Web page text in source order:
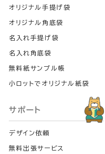
オリジナル手提げ袋
オリジナル角底袋
名入れ手提げ袋
名入れ角底袋
無料紙サンプル帳
小ロットでオリジナル紙袋
サポート
デザイン依頼
無料出張サービス